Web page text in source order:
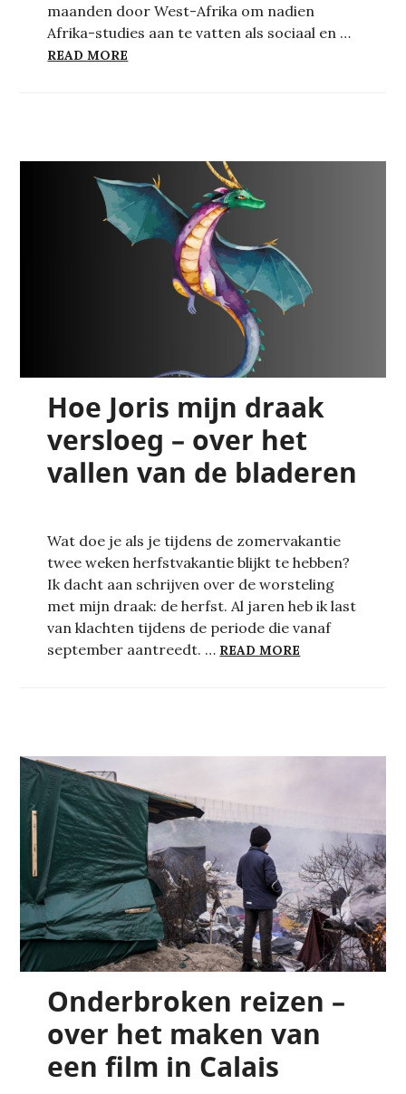
maanden door West-Afrika om nadien
Afrika-studies aan te vatten als sociaal en …
READ MORE
Hoe Joris mijn draak
versloeg – over het
vallen van de bladeren
Wat doe je als je tijdens de zomervakantie
twee weken herfstvakantie blijkt te hebben?
Ik dacht aan schrijven over de worsteling
met mijn draak: de herfst. Al jaren heb ik last
van klachten tijdens de periode die vanaf
september aantreedt. … READ MORE
Onderbroken reizen –
over het maken van
een film in Calais